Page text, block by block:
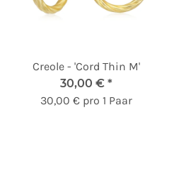
Creole - 'Cord Thin M'
30,00 € *
30,00 € pro 1 Paar